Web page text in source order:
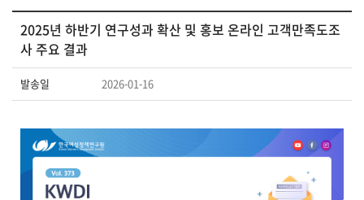
연
구
원
Korean
Women's
Development
Institute
2025년 하반기 연구성과 확산 및 홍보 온라인 고객만족도조
사 주요 결과
발송일 2026-01-16